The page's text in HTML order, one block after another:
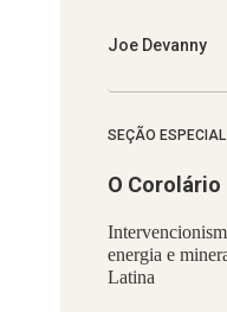
Joe Devanny
SEÇÃO ESPECIAL
O Corolário
energia e
Latina